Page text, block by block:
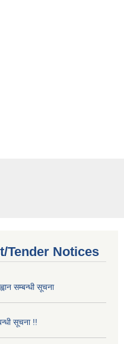
Tender Notices
सम्बन्धी सूचना
सूचना !!